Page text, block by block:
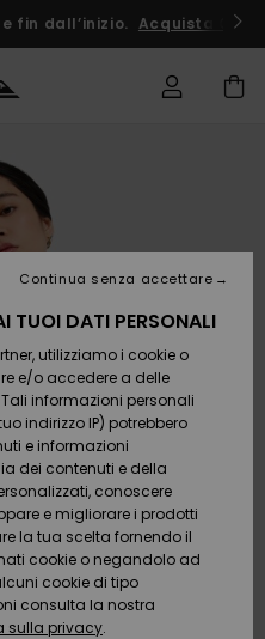
fin dall’inizio. Acquista Ora
TUOI DATI PERSONALI
utilizziamo i cookie o
e/o accedere a delle
informazioni personali
indirizzo IP) potrebbero
e informazioni
dei contenuti e della
conoscere
e migliorare i prodotti
la tua scelta fornendo il
cookie o negandolo ad
cookie di tipo
consulta la nostra
sulla privacy.
Continua senza accettare